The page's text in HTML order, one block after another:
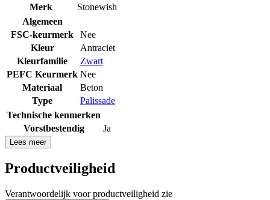
Merk
Stonewish
Algemeen
FSC-keurmerk
Nee
Kleur
Antraciet
Kleurfamilie
Zwart
PEFC Keurmerk Nee
Materiaal
Beton
Type
Palissade
Technische kenmerken
Vorstbestendig
Ja
Lees meer
Productveiligheid
Verantwoordelijk voor productveiligheid zie